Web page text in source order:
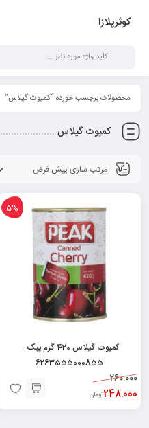
کوثرپلازا
محصولات برچسب خورده “کمپوت گیلاس”
کمپوت گیلاس
5%
کمپوت گیلاس 420 گرم پیک –
6263555000855
260.000
248.000تومان